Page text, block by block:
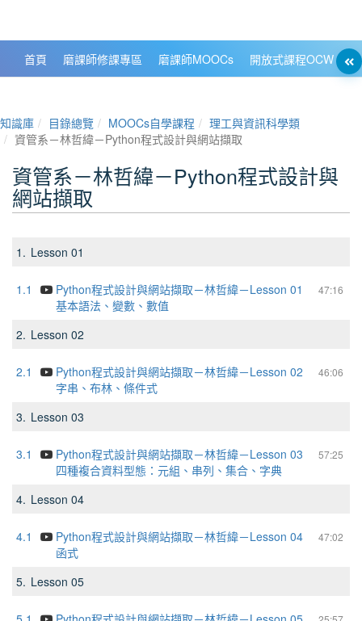
首頁 磨課師修課專區 磨課師MOOCs 開放式課程OCW
知識庫 目錄總覽 MOOCs自學課程
理工與資訊科學類
資管系－林哲緯－Python程式設計與網站擷取
資管系－林哲緯－Python程式設計與
網站擷取
1. Lesson 01
1.1 47:16
Python程式設計與網站擷取－林哲緯－Lesson 01
基本語法、變數、數值
2. Lesson 02
2.1 46:06
Python程式設計與網站擷取－林哲緯－Lesson 02
字串、布林、條件式
3. Lesson 03
3.1 57:25
Python程式設計與網站擷取－林哲緯－Lesson 03
四種複合資料型態：元組、串列、集合、字典
4. Lesson 04
4.1 47:02
Python程式設計與網站擷取－林哲緯－Lesson 04
函式
5. Lesson 05